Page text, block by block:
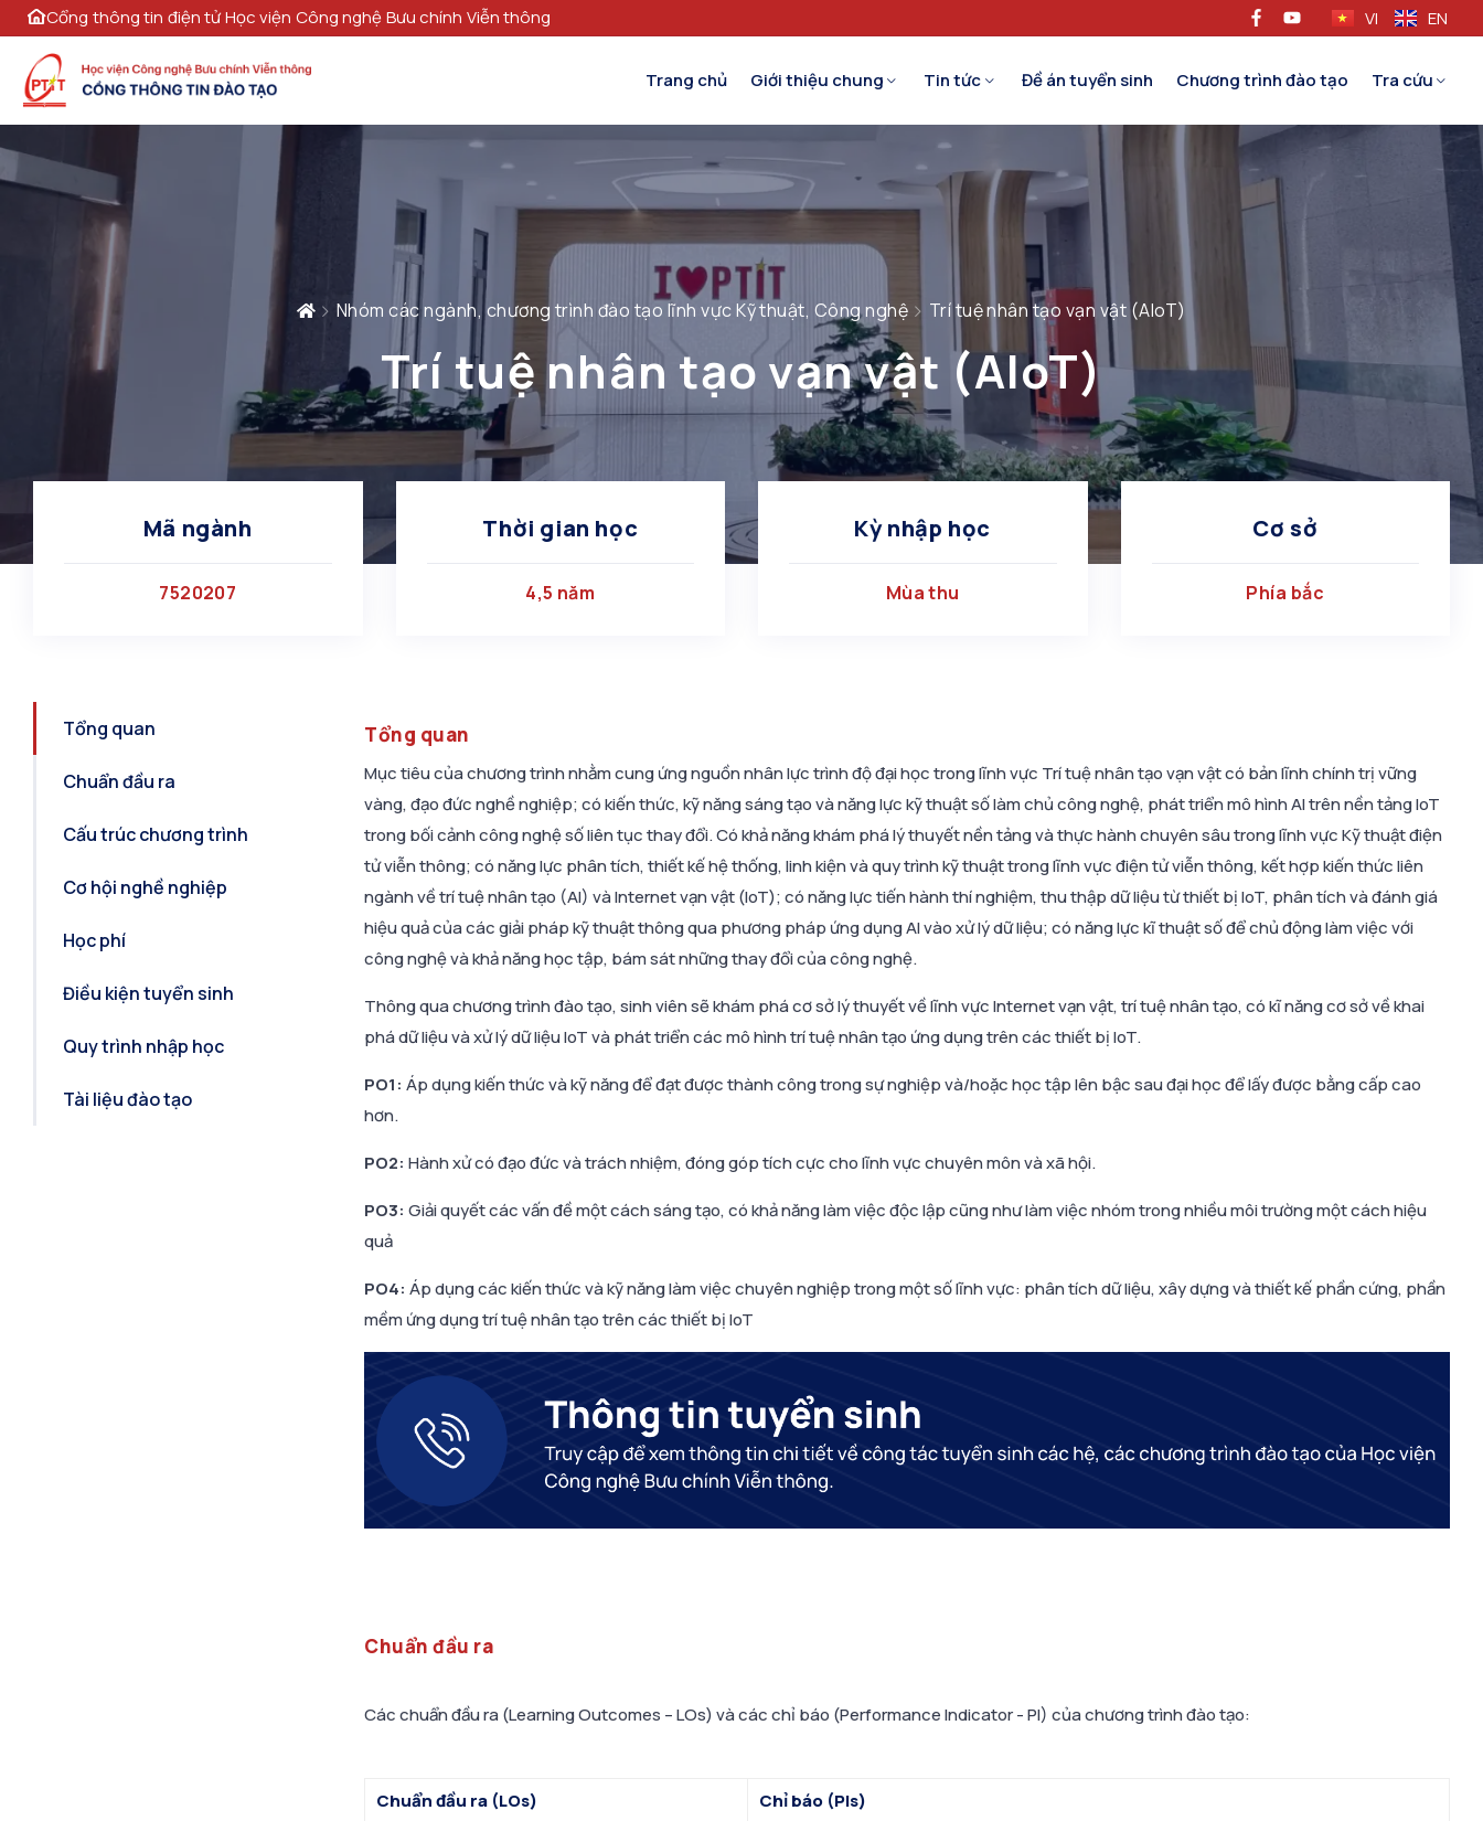
Cổng thông tin điện tử Học viện Công nghệ Bưu chính Viễn thông VI EN
Trang chủ Giới thiệu chung Tin tức Đề án tuyển sinh Chương trình đào tạo Tra cứu
Nhóm các ngành, chương trình đào tạo lĩnh vực Kỹ thuật, Công nghệ Trí tuệ nhân tạo vạn vật (AIoT)
Trí tuệ nhân tạo vạn vật (AIoT)
Mã ngành
7520207
Thời gian học
4,5 năm
Kỳ nhập học
Mùa thu
Cơ sở
Phía bắc
Tổng quan
Chuẩn đầu ra
Cấu trúc chương trình
Cơ hội nghề nghiệp
Học phí
Điều kiện tuyển sinh
Quy trình nhập học
Tài liệu đào tạo
Tổng quan
Mục tiêu của chương trình nhằm cung ứng nguồn nhân lực trình độ đại học trong lĩnh vực Trí tuệ nhân tạo vạn vật có bản lĩnh chính trị vững
vàng, đạo đức nghề nghiệp; có kiến thức, kỹ năng sáng tạo và năng lực kỹ thuật số làm chủ công nghệ, phát triển mô hình AI trên nền tảng IoT
trong bối cảnh công nghệ số liên tục thay đổi. Có khả năng khám phá lý thuyết nền tảng và thực hành chuyên sâu trong lĩnh vực Kỹ thuật điện
tử viễn thông; có năng lực phân tích, thiết kế hệ thống, linh kiện và quy trình kỹ thuật trong lĩnh vực điện tử viễn thông, kết hợp kiến thức liên
ngành về trí tuệ nhân tạo (AI) và Internet vạn vật (IoT); có năng lực tiến hành thí nghiệm, thu thập dữ liệu từ thiết bị IoT, phân tích và đánh giá
hiệu quả của các giải pháp kỹ thuật thông qua phương pháp ứng dụng AI vào xử lý dữ liệu; có năng lực kĩ thuật số để chủ động làm việc với
công nghệ và khả năng học tập, bám sát những thay đổi của công nghệ.
Thông qua chương trình đào tạo, sinh viên sẽ khám phá cơ sở lý thuyết về lĩnh vực Internet vạn vật, trí tuệ nhân tạo, có kĩ năng cơ sở về khai
phá dữ liệu và xử lý dữ liệu IoT và phát triển các mô hình trí tuệ nhân tạo ứng dụng trên các thiết bị IoT.
PO1: Áp dụng kiến thức và kỹ năng để đạt được thành công trong sự nghiệp và/hoặc học tập lên bậc sau đại học để lấy được bằng cấp cao
hơn.
PO2: Hành xử có đạo đức và trách nhiệm, đóng góp tích cực cho lĩnh vực chuyên môn và xã hội.
PO3: Giải quyết các vấn đề một cách sáng tạo, có khả năng làm việc độc lập cũng như làm việc nhóm trong nhiều môi trường một cách hiệu
quả
PO4: Áp dụng các kiến thức và kỹ năng làm việc chuyên nghiệp trong một số lĩnh vực: phân tích dữ liệu, xây dựng và thiết kế phần cứng, phần
mềm ứng dụng trí tuệ nhân tạo trên các thiết bị IoT
Chuẩn đầu ra
Các chuẩn đầu ra (Learning Outcomes – LOs) và các chỉ báo (Performance Indicator - PI) của chương trình đào tạo:
Chuẩn đầu ra (LOs) Chỉ báo (PIs)